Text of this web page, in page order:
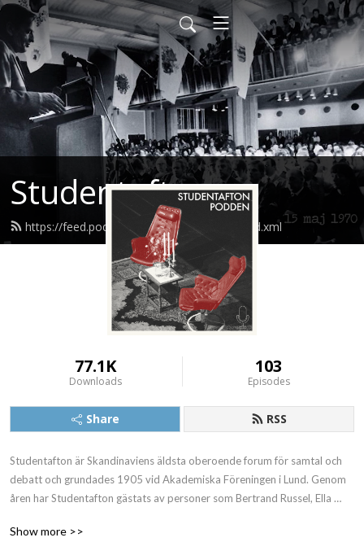
Studentafton
https://feed.podbean.com/studentafton/feed.xml
77.1K
Downloads
103
Episodes
Share RSS
Studentafton är Skandinaviens äldsta oberoende forum för samtal och
debatt och grundades 1905 vid Akademiska Föreningen i Lund. Genom
åren har Studentafton gästats av personer som Bertrand Russel, Ella
Diana Ross.
Show more >>